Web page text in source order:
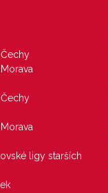
ligy starších